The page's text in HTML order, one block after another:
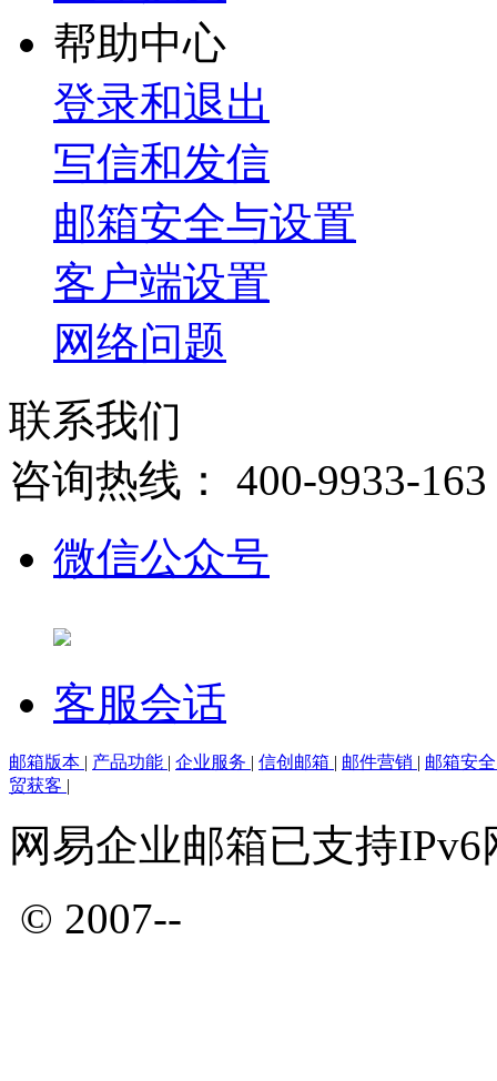
帮助中心
登录和退出
写信和发信
邮箱安全与设置
客户端设置
网络问题
联系我们
咨询热线： 400-9933-163
微信公众号
客服会话
邮箱版本 | 产品功能 | 企业服务 | 信创邮箱 | 邮件营销 | 邮箱安
贸获客 |
网易企业邮箱已支持
© 2007--